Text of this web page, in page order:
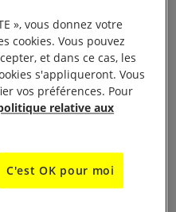
du filmLes
projection du film
du combatdébat,
Brody. Taridf : 5,50 €.
», vous donnez votre
cookies. Vous pouvez
et dans ce cas, les
s'appliqueront. Vous
vos préférences. Pour
relative aux
C'est OK pour moi